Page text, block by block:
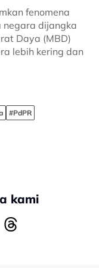
fenomena
negara dijangka
Daya (MBD)
lebih kering dan
#PdPR
kami